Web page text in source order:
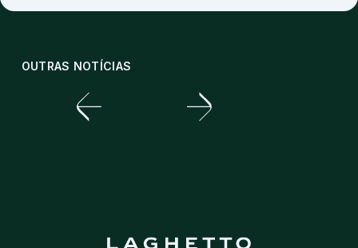
OUTRAS NOTÍCIAS